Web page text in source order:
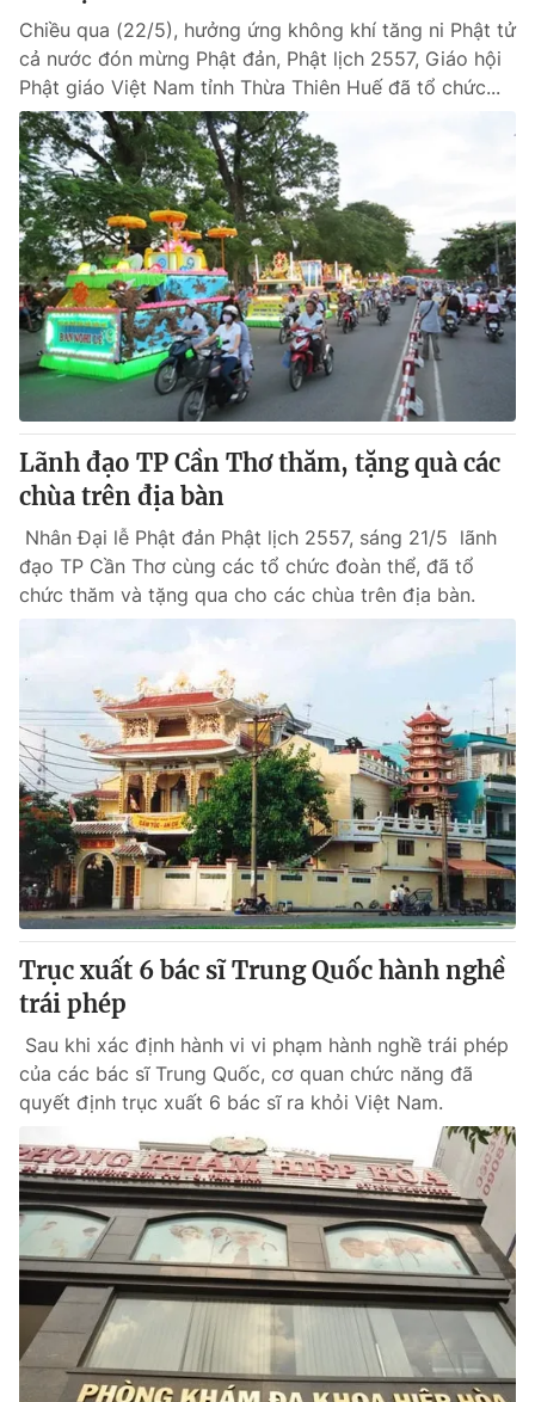
Chiều qua (22/5), hưởng ứng không khí tăng ni Phật tử
cả nước đón mừng Phật đản, Phật lịch 2557, Giáo hội
Phật giáo Việt Nam tỉnh Thừa Thiên Huế đã tổ chức...
Lãnh đạo TP Cần Thơ thăm, tặng quà các
chùa trên địa bàn
Nhân Đại lễ Phật đản Phật lịch 2557, sáng 21/5 lãnh
đạo TP Cần Thơ cùng các tổ chức đoàn thể, đã tổ
chức thăm và tặng qua cho các chùa trên địa bàn.
Trục xuất 6 bác sĩ Trung Quốc hành nghề
trái phép
Sau khi xác định hành vi vi phạm hành nghề trái phép
của các bác sĩ Trung Quốc, cơ quan chức năng đã
quyết định trục xuất 6 bác sĩ ra khỏi Việt Nam.